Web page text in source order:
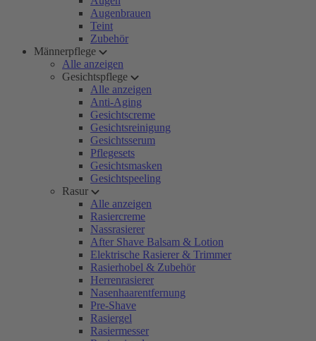
Augenbrauen
Teint
Zubehör
Männerpflege
Alle anzeigen
Gesichtspflege
Alle anzeigen
Anti-Aging
Gesichtscreme
Gesichtsreinigung
Gesichtsserum
Pflegesets
Gesichtsmasken
Gesichtspeeling
Rasur
Alle anzeigen
Rasiercreme
Nassrasierer
After Shave Balsam & Lotion
Elektrische Rasierer & Trimmer
Rasierhobel & Zubehör
Herrenrasierer
Nasenhaarentfernung
Pre-Shave
Rasiergel
Rasiermesser